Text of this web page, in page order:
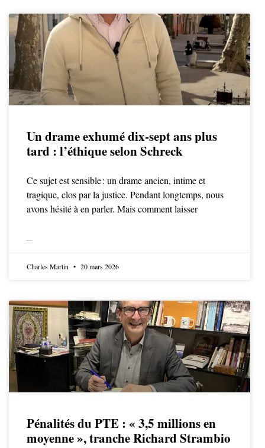
Un drame exhumé dix-sept ans plus
tard : l’éthique selon Schreck
Ce sujet est sensible : un drame ancien, intime et
tragique, clos par la justice. Pendant longtemps, nous
avons hésité à en parler. Mais comment laisser
Charles Martin 20 mars 2026
Pénalités du PTE : « 3,5 millions en
moyenne », tranche Richard Strambio